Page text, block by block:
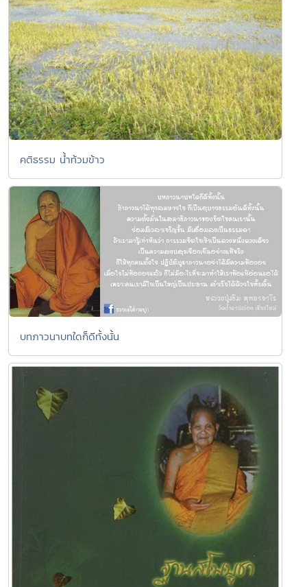
คติธรรม น้ำท้วมข้าว
บทภาวนาบทใดก็ดีทั้งนั้น